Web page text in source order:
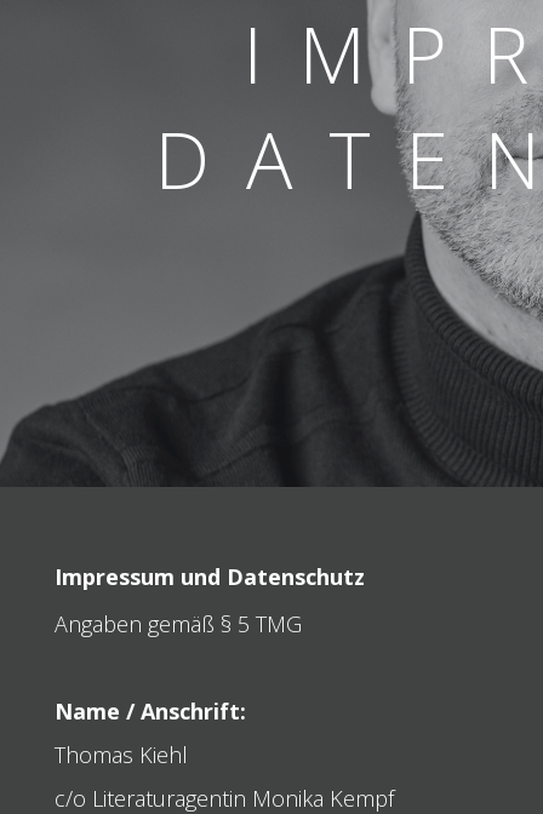
I M P
D A T E
Impressum und Datenschutz
Angaben gemäß § 5 TMG
Name / Anschrift:
Thomas Kiehl
c/o Literaturagentin Monika Kempf